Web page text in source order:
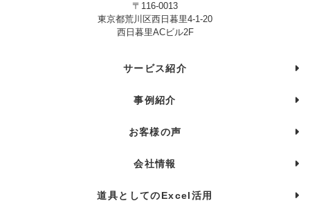
〒116-0013
東京都荒川区西日暮里4-1-20
西日暮里ACビル2F
サービス紹介
事例紹介
お客様の声
会社情報
道具としてのExcel活用